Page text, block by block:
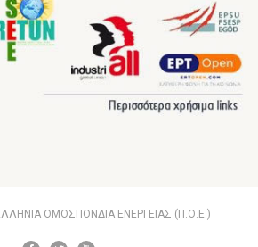
ΟΜΟΣΠΟΝΔΙΑ ΕΝΕΡΓΕΙΑΣ (Π.Ο.Ε.)